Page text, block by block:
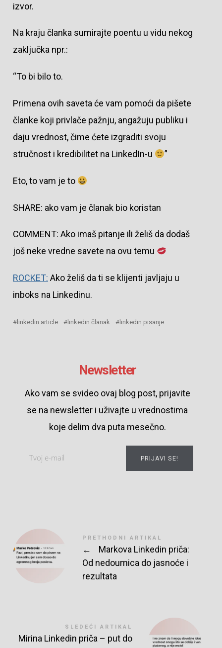
izvor.
Na kraju članka sumirajte poentu u vidu nekog
zaključka npr.:
“To bi bilo to.
Primena ovih saveta će vam pomoći da pišete
članke koji privlače pažnju, angažuju publiku i
daju vrednost, čime ćete izgraditi svoju
stručnost i kredibilitet na LinkedIn-u
”
Eto, to vam je to
SHARE: ako vam je članak bio koristan
COMMENT: Ako imaš pitanje ili želiš da dodaš
još neke vredne savete na ovu temu
ROCKET: Ako želiš da ti se klijenti javljaju u
inboks na Linkedinu.
linkedin article linkedin članak linkedin pisanje
Newsletter
Ako vam se svideo ovaj blog post, prijavite
se na newsletter i uživajte u vrednostima
koje delim dva puta mesečno.
PRIJAVI SE!
PRETHODNI ARTIKAL
←
Markova Linkedin priča:
Od nedoumica do jasnoće i
rezultata
SLEDEĆI ARTIKAL
Mirina Linkedin priča – put do